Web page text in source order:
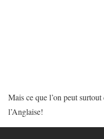
Mais ce que l’on peut surtout
l’Anglaise!